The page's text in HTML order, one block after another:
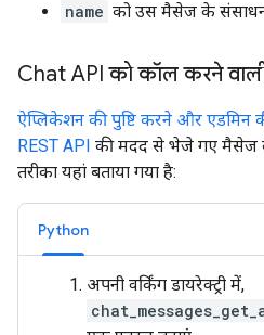
name को उस मैसेज के संसाधन
Chat API को कॉल करने वाली
ऐप्लिकेशन की पुष्टि करने और एडमिन
REST API की मदद से भेजे गए मैसेज के
तरीका यहां बताया गया है:
Python
अपनी वर्किंग डायरेक्ट्री में,